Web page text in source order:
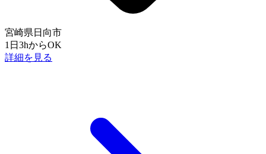
宮崎県日向市
1日3hからOK
詳細を見る